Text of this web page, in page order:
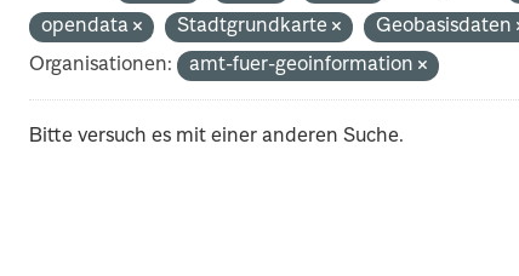
opendata
Stadtgrundkarte
Geobasisdaten
Organisationen:
amt-fuer-geoinformation
Bitte versuch es mit einer anderen Suche.